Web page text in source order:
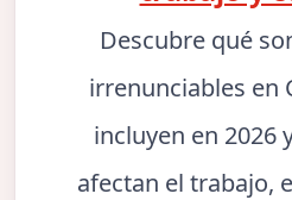
Descubre qué
irrenunciables en
incluyen en 2026
afectan el trabajo,